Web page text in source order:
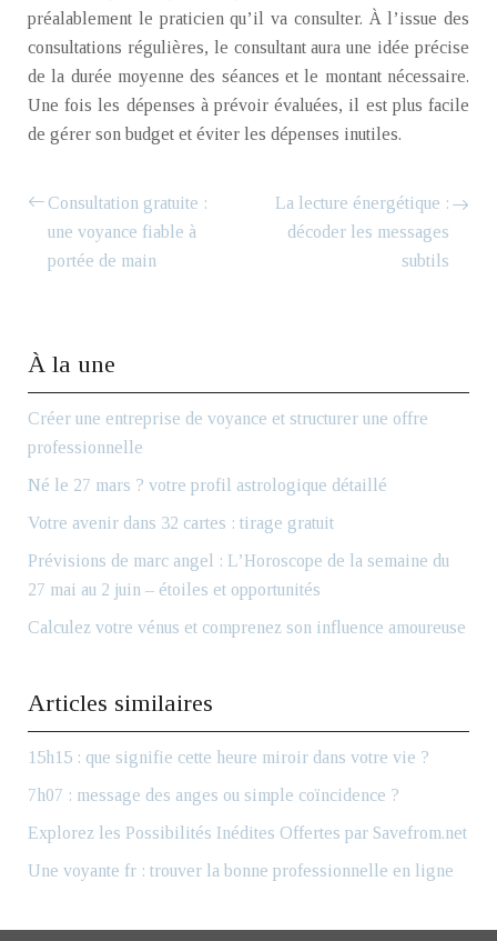
préalablement le praticien qu’il va consulter. À l’issue des
consultations régulières, le consultant aura une idée précise
de la durée moyenne des séances et le montant nécessaire.
Une fois les dépenses à prévoir évaluées, il est plus facile
de gérer son budget et éviter les dépenses inutiles.
Consultation gratuite :
une voyance fiable à
portée de main
La lecture énergétique :
décoder les messages
subtils
À la une
Créer une entreprise de voyance et structurer une offre
professionnelle
Né le 27 mars ? votre profil astrologique détaillé
Votre avenir dans 32 cartes : tirage gratuit
Prévisions de marc angel : L’Horoscope de la semaine du
27 mai au 2 juin – étoiles et opportunités
Calculez votre vénus et comprenez son influence amoureuse
Articles similaires
15h15 : que signifie cette heure miroir dans votre vie ?
7h07 : message des anges ou simple coïncidence ?
Explorez les Possibilités Inédites Offertes par Savefrom.net
Une voyante fr : trouver la bonne professionnelle en ligne